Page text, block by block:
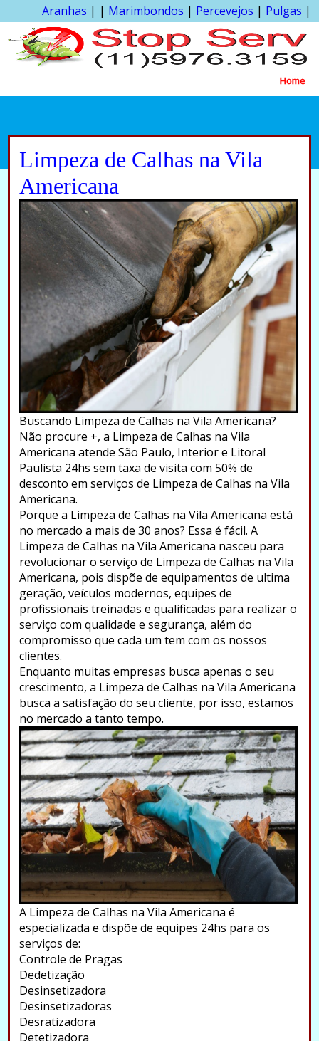
Aranhas | | Marimbondos | Percevejos | Pulgas |
Home
Limpeza de Calhas na Vila
Americana
Buscando Limpeza de Calhas na Vila Americana?
Não procure +, a Limpeza de Calhas na Vila
Americana atende São Paulo, Interior e Litoral
Paulista 24hs sem taxa de visita com 50% de
desconto em serviços de Limpeza de Calhas na Vila
Americana.
Porque a Limpeza de Calhas na Vila Americana está
no mercado a mais de 30 anos? Essa é fácil. A
Limpeza de Calhas na Vila Americana nasceu para
revolucionar o serviço de Limpeza de Calhas na Vila
Americana, pois dispõe de equipamentos de ultima
geração, veículos modernos, equipes de
profissionais treinadas e qualificadas para realizar o
serviço com qualidade e segurança, além do
compromisso que cada um tem com os nossos
clientes.
Enquanto muitas empresas busca apenas o seu
crescimento, a Limpeza de Calhas na Vila Americana
busca a satisfação do seu cliente, por isso, estamos
no mercado a tanto tempo.
A Limpeza de Calhas na Vila Americana é
especializada e dispõe de equipes 24hs para os
serviços de:
Controle de Pragas
Dedetização
Desinsetizadora
Desinsetizadoras
Desratizadora
Detetizadora